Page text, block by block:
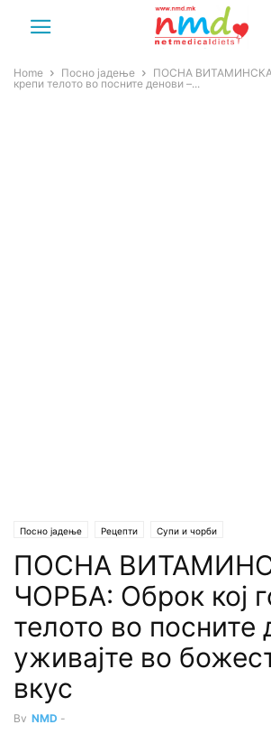
Home Посно јадење
ПОСНА ВИТАМИНСКА
крепи телото во посните денови –...
Посно јадење Рецепти Супи и чорби
ПОСНА
ЧОРБА: Оброк кој
телото во посните
уживајте во
вкус
By NMD -